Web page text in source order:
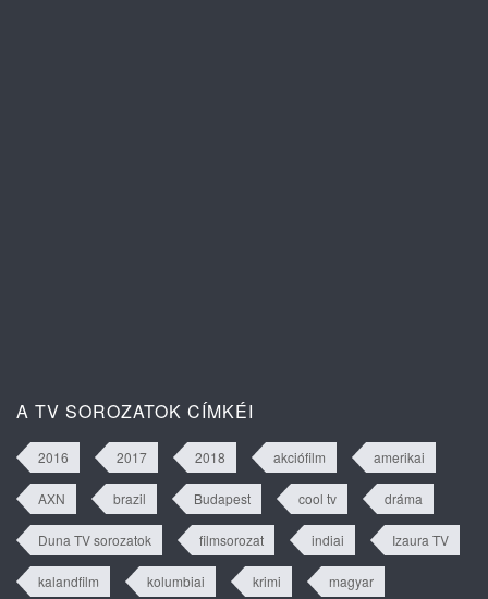
A TV SOROZATOK CÍMKÉI
2016 2017 2018 akciófilm amerikai
AXN brazil Budapest cool tv dráma
Duna TV sorozatok filmsorozat indiai Izaura TV
kalandfilm kolumbiai krimi magyar